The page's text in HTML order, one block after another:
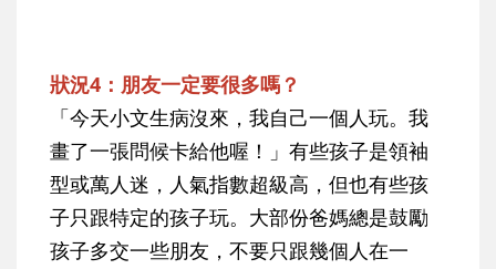
狀況4：朋友一定要很多嗎？
「今天小文生病沒來，我自己一個人玩。我
畫了一張問候卡給他喔！」有些孩子是領袖
型或萬人迷，人氣指數超級高，但也有些孩
子只跟特定的孩子玩。大部份爸媽總是鼓勵
孩子多交一些朋友，不要只跟幾個人在一